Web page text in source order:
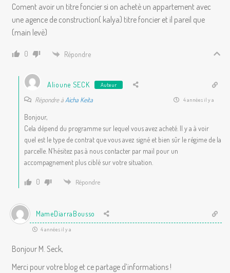
Coment avoir un titre foncier si on achetè un appartement avec
une agence de construction( kalya) titre foncier et il pareil que
(main levè)
0 Répondre
Alioune SECK Auteur
Répondre àAicha Keita 4 années il y a
Bonjour,
Cela dépend du programme sur lequel vous avez acheté. Il y a à voir
quel est le type de contrat que vous avez signé et bien sûr le régime de la
parcelle. N’hésitez pas à nous contacter par mail pour un
accompagnement plus ciblé sur votre situation.
0 Répondre
MameDiarraBousso
4 années il y a
Bonjour M. Seck,
Merci pour votre blog et ce partage d’informations !